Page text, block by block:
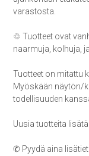
varastosta.
♲ Tuotteet ovat
naarmuja, kolhuja,
Tuotteet on mitattu
Myöskään näytön/
todellisuuden
Uusia tuotteita
✆ Pyydä aina